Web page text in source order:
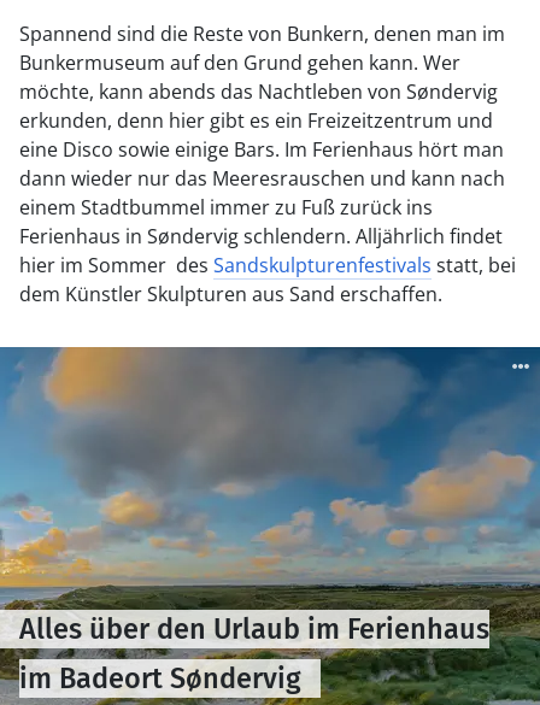
Spannend sind die Reste von Bunkern, denen man im
Bunkermuseum auf den Grund gehen kann. Wer
möchte, kann abends das Nachtleben von Søndervig
erkunden, denn hier gibt es ein Freizeitzentrum und
eine Disco sowie einige Bars. Im Ferienhaus hört man
dann wieder nur das Meeresrauschen und kann nach
einem Stadtbummel immer zu Fuß zurück ins
Ferienhaus in Søndervig schlendern. Alljährlich findet
hier im Sommer des Sandskulpturenfestivals statt, bei
dem Künstler Skulpturen aus Sand erschaffen.
Alles über den Urlaub im Ferienhaus
im Badeort Søndervig